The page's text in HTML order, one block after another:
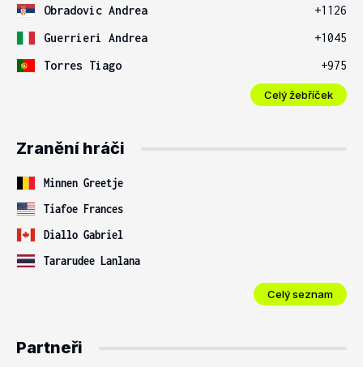
Obradovic Andrea
+1126
Guerrieri Andrea
+1045
Torres Tiago
+975
Celý žebříček
Zranění hráči
Minnen Greetje
Tiafoe Frances
Diallo Gabriel
Tararudee Lanlana
Celý seznam
Partneři